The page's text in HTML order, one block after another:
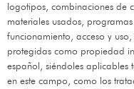
logotipos, combinaciones de
materiales usados,
funcionamiento, acceso y
protegidas como propiedad
español, siéndoles aplicables
en este campo, como los